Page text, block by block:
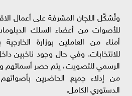
وتُشكَّل اللجان المشرفة على أعمال
للأصوات من أعضاء السلك
أمناء من العاملين بوزارة
للانتخابات. وفي حال وجود ناخبين
الرسمي للتصويت، يتم حصر أسمائهم
من إدلاء جميع الحاضرين
الدستوري الكامل.